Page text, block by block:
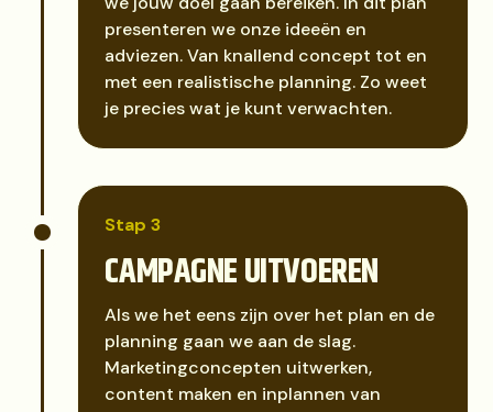
presenteren we onze ideeën en
adviezen. Van knallend concept tot en
met een realistische planning. Zo weet
je precies wat je kunt verwachten.
Stap 3
CAMPAGNE UITVOEREN
Als we het eens zijn over het plan en de
planning gaan we aan de slag.
Marketingconcepten uitwerken,
content maken en inplannen van